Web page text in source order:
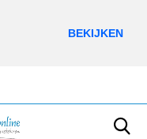
BEKIJKEN